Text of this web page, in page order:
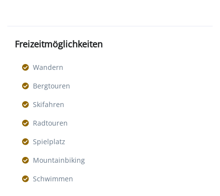
Freizeitmöglichkeiten
Wandern
Bergtouren
Skifahren
Radtouren
Spielplatz
Mountainbiking
Schwimmen